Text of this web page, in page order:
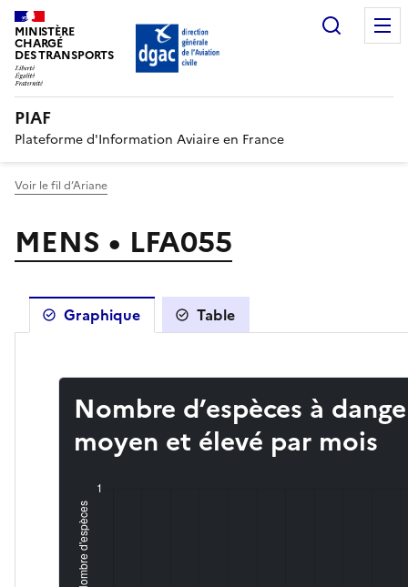
MINISTÈRE
CHARGÉ
DES TRANSPORTS
PIAF
Plateforme d'Information Aviaire en France
Voir le fil d’Ariane
MENS • LFA055
Graphique Table
Nombre d’espèces à
moyen et élevé par mois